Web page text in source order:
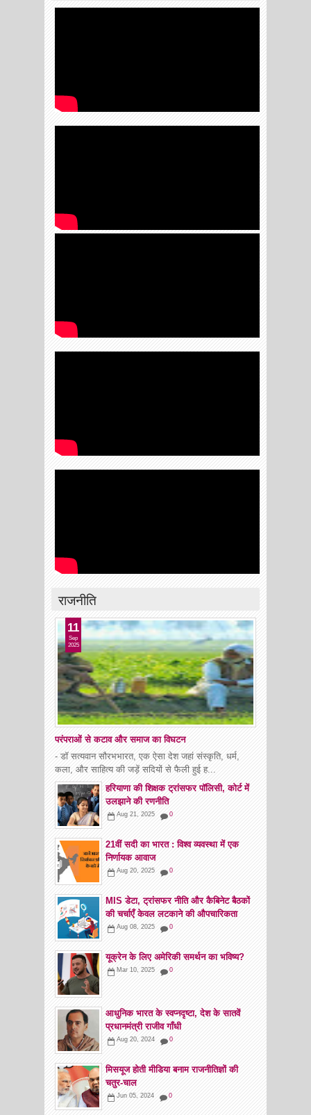
राजनीति
परंपराओं से कटाव और समाज का विघटन
11
Sep
2025
- डॉ सत्यवान सौरभभारत, एक ऐसा देश जहां संस्कृति, धर्म,
कला, और साहित्य की जड़ें सदियों से फैली हुई ह...
हरियाणा की शिक्षक ट्रांसफर पॉलिसी, कोर्ट में
उलझाने की रणनीति
Aug 21, 2025 0
21वीं सदी का भारत : विश्व व्यवस्था में एक
निर्णायक आवाज
Aug 20, 2025 0
MIS डेटा, ट्रांसफर नीति और कैबिनेट बैठकों
की चर्चाएँ केवल लटकाने की औपचारिकता
Aug 08, 2025 0
यूक्रेन के लिए अमेरिकी समर्थन का भविष्य?
Mar 10, 2025 0
आधुनिक भारत के स्वप्नदृष्टा, देश के सातवें
प्रधानमंत्री राजीव गाँधी
Aug 20, 2024 0
मिसयूज होती मीडिया बनाम राजनीतिज्ञों की
चतुर-चाल
Jun 05, 2024 0